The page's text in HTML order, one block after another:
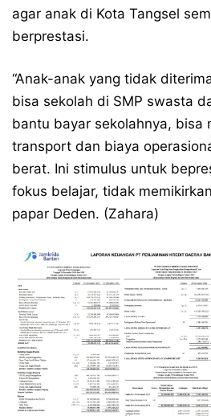
agar anak di Kota Tangsel
berprestasi.
“Anak-anak yang tidak
bisa sekolah di SMP swasta
bantu bayar sekolahnya, bisa
transport dan biaya
berat. Ini stimulus untuk
fokus belajar, tidak
papar Deden. (Zahara)